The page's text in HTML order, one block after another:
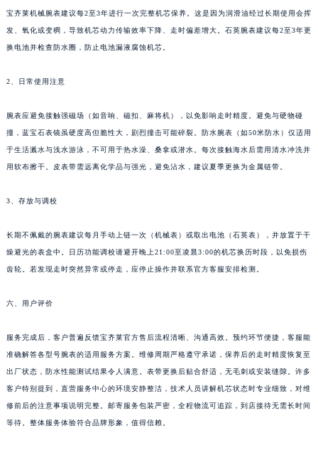
云南省大理白族自治州大理市建设路宝齐莱售后服务中心（需提前预约）
云南省德宏傣族景颇族自治州芒市团结大街宝齐莱售后服务中心（需提前预约）
云南省临沧市临翔区世纪路宝齐莱售后服务中心（需提前预约）
云南省怒江傈僳族自治州泸水市人民路宝齐莱售后服务中心（需提前预约）
云南省普洱市思茅区振兴大道宝齐莱售后服务中心（需提前预约）
云南省曲靖市麒麟区学府路宝齐莱售后服务中心（需提前预约）
云南省昭通市昭阳区青年路宝齐莱售后服务中心（需提前预约）
台湾省台北市万华区中华路宝齐莱售后服务中心（需提前预约）
台湾省台南市中西区国华街宝齐莱售后服务中心（需提前预约）
台湾省高雄市新兴区五福路宝齐莱售后服务中心（需提前预约）
台湾省基隆市仁爱区仁三路宝齐莱售后服务中心（需提前预约）
台湾省新竹市东区中正路宝齐莱售后服务中心（需提前预约）
台湾省嘉义市东区文化路宝齐莱售后服务中心（需提前预约）
宝齐莱机械腕表建议每2至3年进行一次完整机芯保养。这是因为润滑油经过长期使用会挥
发、氧化或变稠，导致机芯动力传输效率下降、走时偏差增大。石英腕表建议每2至3年更
换电池并检查防水圈，防止电池漏液腐蚀机芯。
2、日常使用注意
腕表应避免接触强磁场（如音响、磁扣、麻将机），以免影响走时精度。避免与硬物碰
撞，蓝宝石表镜虽硬度高但脆性大，剧烈撞击可能碎裂。防水腕表（如50米防水）仅适用
于生活溅水与浅水游泳，不可用于热水澡、桑拿或潜水。每次接触海水后需用清水冲洗并
用软布擦干。皮表带需远离化学品与强光，避免沾水，建议夏季更换为金属链带。
3、存放与调校
长期不佩戴的腕表建议每月手动上链一次（机械表）或取出电池（石英表），并放置于干
燥避光的表盒中。日历功能调校请避开晚上21:00至凌晨3:00的机芯换历时段，以免损伤
齿轮。若发现走时突然异常或停走，应停止操作并联系官方客服安排检测。
六、用户评价
服务完成后，客户普遍反馈宝齐莱官方售后流程清晰、沟通高效。预约环节便捷，客服能
准确解答各型号腕表的适用服务方案。维修周期严格遵守承诺，保养后的走时精度恢复至
出厂状态，防水性能测试结果令人满意。表带更换后贴合舒适，无毛刺或安装缝隙。许多
客户特别提到，直营服务中心的环境安静整洁，技术人员讲解机芯状态时专业细致，对维
修前后的注意事项说明完整。邮寄服务包装严密，全程物流可追踪，到店接待无需长时间
等待。整体服务体验符合品牌形象，值得信赖。